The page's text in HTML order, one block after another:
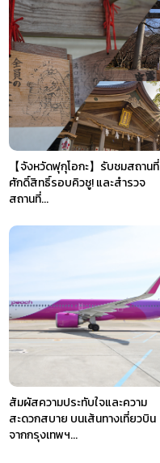
【จังหวัดฟุกุโอกะ】รับชมสถานที่
ศักดิ์สิทธิ์รอบคิวชู! และสำรวจ
สถานที่...
สัมผัสความประทับใจและความ
สะดวกสบาย บนเส้นทางเที่ยวบิน
จากกรุงเทพฯ...